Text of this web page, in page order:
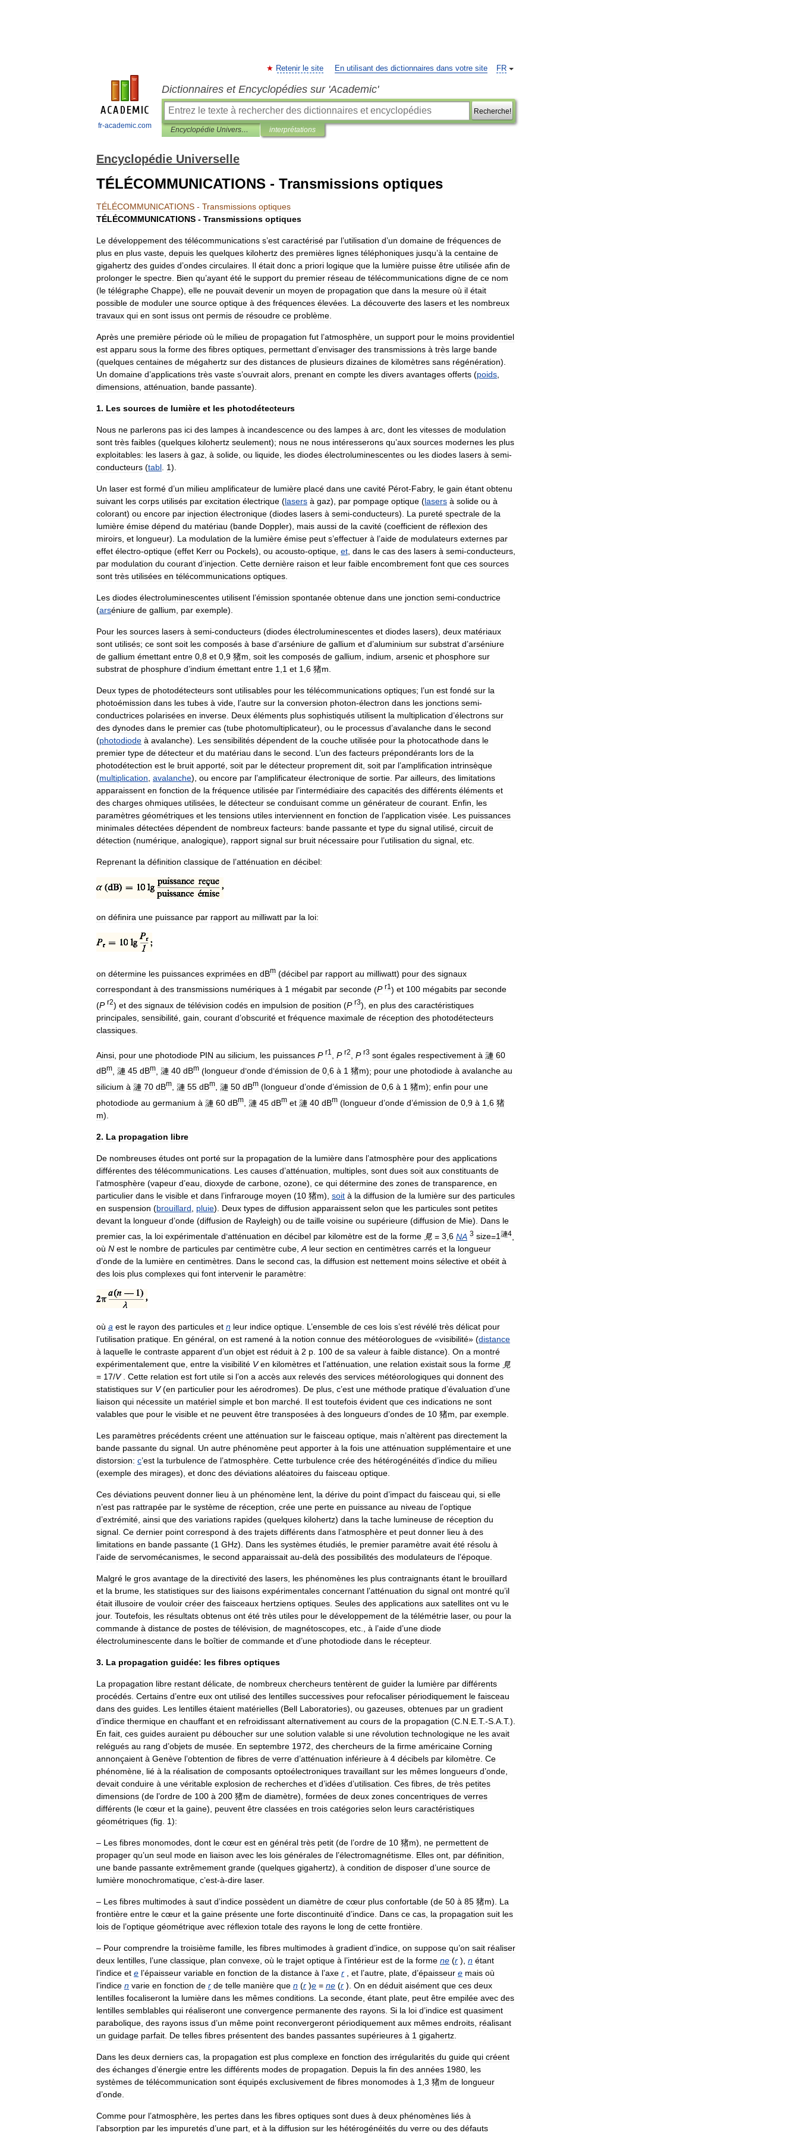
fr-academic.com
FR
Retenir le site En utilisant des dictionnaires dans votre site
Dictionnaires et Encyclopédies sur 'Academic'
Recherche!
Encyclopédie Universelle interprétations
Encyclopédie Universelle
TÉLÉCOMMUNICATIONS - Transmissions optiques
TÉLÉCOMMUNICATIONS - Transmissions optiques
TÉLÉCOMMUNICATIONS - Transmissions optiques
Le développement des télécommunications s’est caractérisé par l’utilisation d’un domaine de fréquences de
plus en plus vaste depuis les quelques kilohertz des premières lignes téléphoniques jusqu’à la centaine de
gigahertz des guides d’ondes circulaires Il était donc a priori logique que la lumière puisse être utilisée afin de
prolonger le spectre Bien qu’ayant été le support du premier réseau de télécommunications digne de ce nom
(le télégraphe Chappe), elle ne pouvait devenir un moyen de propagation que dans la mesure où il était
possible de moduler une source optique à des fréquences élevées La découverte des lasers et les nombreux
travaux qui en sont issus ont permis de résoudre ce problème
Après une première période où le milieu de propagation fut l’atmosphère un support pour le moins providentiel
est apparu sous la forme des fibres optiques permettant d’envisager des transmissions à très large bande
(quelques centaines de mégahertz sur des distances de plusieurs dizaines de kilomètres sans régénération).
Un domaine d’applications très vaste s’ouvrait alors prenant en compte les divers avantages offerts (poids
dimensions atténuation bande passante).
1. Les sources de lumière et les photodétecteurs
Nous ne parlerons pas ici des lampes à incandescence ou des lampes à arc dont les vitesses de modulation
sont très faibles (quelques kilohertz seulement); nous ne nous intéresserons qu’aux sources modernes les plus
exploitables: les lasers à gaz à solide ou liquide les diodes électroluminescentes ou les diodes lasers à semi-
conducteurs (tabl 1).
Un laser est formé d’un milieu amplificateur de lumière placé dans une cavité Pérot-Fabry, le gain étant obtenu
suivant les corps utilisés par excitation électrique (lasers à gaz), par pompage optique (lasers à solide ou à
colorant) ou encore par injection électronique (diodes lasers à semi-conducteurs). La pureté spectrale de la
lumière émise dépend du matériau (bande Doppler), mais aussi de la cavité (coefficient de réflexion des
miroirs et longueur). La modulation de la lumière émise peut s’effectuer à l’aide de modulateurs externes par
effet électro-optique (effet Kerr ou Pockels), ou acousto-optique et dans le cas des lasers à semi-conducteurs
par modulation du courant d’injection Cette dernière raison et leur faible encombrement font que ces sources
sont très utilisées en télécommunications optiques
Les diodes électroluminescentes utilisent l’émission spontanée obtenue dans une jonction semi-conductrice
(arséniure de gallium par exemple).
Pour les sources lasers à semi-conducteurs (diodes électroluminescentes et diodes lasers), deux matériaux
sont utilisés; ce sont soit les composés à base d’arséniure de gallium et d’aluminium sur substrat d’arséniure
de gallium émettant entre 0 8 et 0 9 猪m soit les composés de gallium indium arsenic et phosphore sur
substrat de phosphure d’indium émettant entre 1 1 et 1 6 猪m
Deux types de photodétecteurs sont utilisables pour les télécommunications optiques; l’un est fondé sur la
photoémission dans les tubes à vide l’autre sur la conversion photon-électron dans les jonctions semi-
conductrices polarisées en inverse Deux éléments plus sophistiqués utilisent la multiplication d’électrons sur
des dynodes dans le premier cas (tube photomultiplicateur), ou le processus d’avalanche dans le second
(photodiode à avalanche). Les sensibilités dépendent de la couche utilisée pour la photocathode dans le
premier type de détecteur et du matériau dans le second L ’un des facteurs prépondérants lors de la
photodétection est le bruit apporté soit par le détecteur proprement dit soit par l’amplification intrinsèque
(multiplication avalanche), ou encore par l’amplificateur électronique de sortie Par ailleurs des limitations
apparaissent en fonction de la fréquence utilisée par l’intermédiaire des capacités des différents éléments et
des charges ohmiques utilisées le détecteur se conduisant comme un générateur de courant Enfin
les
paramètres géométriques et les tensions utiles interviennent en fonction de l’application visée Les puissances
minimales détectées dépendent de nombreux facteurs: bande passante et type du signal utilisé circuit de
détection (numérique analogique), rapport signal sur bruit nécessaire pour l’utilisation du signal etc
Reprenant la définition classique de l’atténuation en décibel:
on définira une puissance par rapport au milliwatt par la loi:
on détermine les puissances exprimées en dBm (décibel par rapport au milliwatt) pour des signaux
correspondant à des transmissions numériques à 1 mégabit par seconde (P r1 ) et 100 mégabits par seconde
(P r2) et des signaux de télévision codés en impulsion de position (P r3), en plus des caractéristiques
principales sensibilité gain courant d’obscurité et fréquence maximale de réception des photodétecteurs
classiques
Ainsi pour une photodiode PIN au silicium les puissances P r1 P r2 P r3 sont égales respectivement à 漣 60
dBm 漣 45 dBm 漣 40 dBm (longueur d’onde d’émission de 0 6 à 1 猪m); pour une photodiode à avalanche au
silicium à 漣 70 dBm 漣 55 dBm 漣 50 dBm (longueur d’onde d’émission de 0 6 à 1 猪m); enfin pour une
photodiode au germanium à 漣 60 dBm 漣 45 dBm et 漣 40 dBm (longueur d’onde d’émission de 0 9 à 1 6 猪
m).
2. La propagation libre
De nombreuses études ont porté sur la propagation de la lumière dans l’atmosphère pour des applications
différentes des télécommunications Les causes d’atténuation multiples sont dues soit aux constituants de
l’atmosphère (vapeur d’eau dioxyde de carbone ozone), ce qui détermine des zones de transparence en
particulier dans le visible et dans l’infrarouge moyen (10 猪m), soit à la diffusion de la lumière sur des particules
en suspension (brouillard pluie). Deux types de diffusion apparaissent selon que les particules sont petites
devant la longueur d’onde (diffusion de Rayleigh) ou de taille voisine ou supérieure (diffusion de Mie). Dans le
premier cas la loi expérimentale d’atténuation en décibel par kilomètre est de la forme 見 = 3 6 NA 3 size=1漣4
où N est le nombre de particules par centimètre cube,A leur section en centimètres carrés et la longueur
d’onde de la lumière en centimètres. Dans le second cas, la diffusion est nettement moins sélective et obéit à
des lois plus complexes qui font intervenir le paramètre:
où a est le rayon des particules et n leur indice optique. L’ensemble de ces lois s’est révélé très délicat pour
l’utilisation pratique. En général, on est ramené à la notion connue des météorologues de «visibilité» (distance
à laquelle le contraste apparent d’un objet est réduit à 2 p. 100 de sa valeur à faible distance). On a montré
expérimentalement que, entre la visibilité V en kilomètres et l’atténuation, une relation existait sous la forme 見
= 17/V. Cette relation est fort utile si l’on a accès aux relevés des services météorologiques qui donnent des
statistiques sur V(en particulier pour les aérodromes). De plus, c’est une méthode pratique d’évaluation d’une
liaison qui nécessite un matériel simple et bon marché. Il est toutefois évident que ces indications ne sont
valables que pour le visible et ne peuvent être transposées à des longueurs d’ondes de 10 猪m, par exemple.
Les paramètres précédents créent une atténuation sur le faisceau optique, mais n’altèrent pas directement la
bande passante du signal. Un autre phénomène peut apporter à la fois une atténuation supplémentaire et une
distorsion: c’est la turbulence de l’atmosphère. Cette turbulence crée des hétérogénéités d’indice du milieu
(exemple des mirages), et donc des déviations aléatoires du faisceau optique.
Ces déviations peuvent donner lieu à un phénomène lent, la dérive du point d’impact du faisceau qui, si elle
n’est pas rattrapée par le système de réception, crée une perte en puissance au niveau de l’optique
d’extrémité, ainsi que des variations rapides (quelques kilohertz) dans la tache lumineuse de réception du
signal. Ce dernier point correspond à des trajets différents dans l’atmosphère et peut donner lieu à des
limitations en bande passante (1 GHz). Dans les systèmes étudiés, le premier paramètre avait été résolu à
l’aide de servomécanismes, le second apparaissait au-delà des possibilités des modulateurs de l’époque.
Malgré le gros avantage de la directivité des lasers, les phénomènes les plus contraignants étant le brouillard
et la brume, les statistiques sur des liaisons expérimentales concernant l’atténuation du signal ont montré qu’il
était illusoire de vouloir créer des faisceaux hertziens optiques. Seules des applications aux satellites ont vu le
jour. Toutefois, les résultats obtenus ont été très utiles pour le développement de la télémétrie laser, ou pour la
commande à distance de postes de télévision, de magnétoscopes, etc., à l’aide d’une diode
électroluminescente dans le boîtier de commande et d’une photodiode dans le récepteur.
3. La propagation guidée: les fibres optiques
La propagation libre restant délicate, de nombreux chercheurs tentèrent de guider la lumière par différents
procédés. Certains d’entre eux ont utilisé des lentilles successives pour refocaliser périodiquement le faisceau
dans des guides. Les lentilles étaient matérielles (Bell Laboratories), ou gazeuses, obtenues par un gradient
d’indice thermique en chauffant et en refroidissant alternativement au cours de la propagation (C.N.E.T.-S.A.T.).
En fait, ces guides auraient pu déboucher sur une solution valable si une révolution technologique ne les avait
relégués au rang d’objets de musée. En septembre 1972, des chercheurs de la firme américaine Corning
annonçaient à Genève l’obtention de fibres de verre d’atténuation inférieure à 4 décibels par kilomètre. Ce
phénomène, lié à la réalisation de composants optoélectroniques travaillant sur les mêmes longueurs d’onde,
devait conduire à une véritable explosion de recherches et d’idées d’utilisation. Ces fibres, de très petites
dimensions (de l’ordre de 100 à 200 猪m de diamètre), formées de deux zones concentriques de verres
différents (le cœur et la gaine), peuvent être classées en trois catégories selon leurs caractéristiques
géométriques (fig. 1):
– Les fibres monomodes, dont le cœur est en général très petit (de l’ordre de 10 猪m), ne permettent de
propager qu’un seul mode en liaison avec les lois générales de l’électromagnétisme. Elles ont, par définition,
une bande passante extrêmement grande (quelques gigahertz), à condition de disposer d’une source de
lumière monochromatique, c’est-à-dire laser.
– Les fibres multimodes à saut d’indice possèdent un diamètre de cœur plus confortable (de 50 à 85 猪m). La
frontière entre le cœur et la gaine présente une forte discontinuité d’indice. Dans ce cas, la propagation suit les
lois de l’optique géométrique avec réflexion totale des rayons le long de cette frontière.
– Pour comprendre la troisième famille, les fibres multimodes à gradient d’indice, on suppose qu’on sait réaliser
deux lentilles, l’une classique, plan convexe, où le trajet optique à l’intérieur est de la forme ne (r ), n étant
l’indice et e l’épaisseur variable en fonction de la distance à l’axe r , et l’autre, plate, d’épaisseur e mais où
l’indice n varie en fonction de r de telle manière que n (r )e = ne (r ). On en déduit aisément que ces deux
lentilles focaliseront la lumière dans les mêmes conditions. La seconde, étant plate, peut être empilée avec des
lentilles semblables qui réaliseront une convergence permanente des rayons. Si la loi d’indice est quasiment
parabolique, des rayons issus d’un même point reconvergeront périodiquement aux mêmes endroits, réalisant
un guidage parfait. De telles fibres présentent des bandes passantes supérieures à 1 gigahertz.
Dans les deux derniers cas, la propagation est plus complexe en fonction des irrégularités du guide qui créent
des échanges d’énergie entre les différents modes de propagation. Depuis la fin des années 1980, les
systèmes de télécommunication sont équipés exclusivement de fibres monomodes à 1,3 猪m de longueur
d’onde.
Comme pour l’atmosphère, les pertes dans les fibres optiques sont dues à deux phénomènes liés à
l’absorption par les impuretés d’une part, et à la diffusion sur les hétérogénéités du verre ou des défauts